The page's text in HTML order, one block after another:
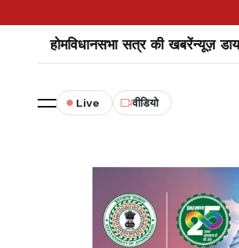
होमविधानसभा सत्र की खबरेंन्यूज़
Live वीडियो